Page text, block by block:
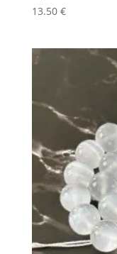
13.50 €